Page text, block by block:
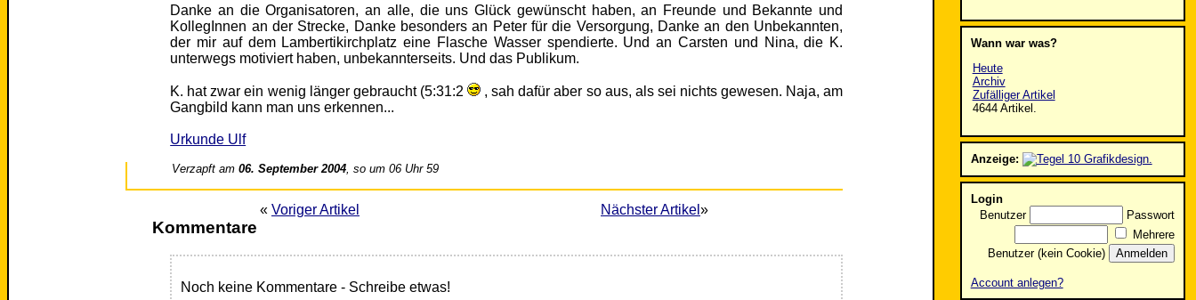
Danke an die Organisatoren, an alle, die uns Glück gewünscht haben, an Freunde und Bekannte und
KollegInnen an der Strecke, Danke besonders an Peter für die Versorgung, Danke an den Unbekannten,
der mir auf dem Lambertikirchplatz eine Flasche Wasser spendierte. Und an Carsten und Nina, die K.
unterwegs motiviert haben, unbekannterseits. Und das Publikum.
K. hat zwar ein wenig länger gebraucht (5:31:2
, sah dafür aber so aus, als sei nichts gewesen. Naja, am
Gangbild kann man uns erkennen...
Urkunde Ulf
Verzapft am06. September 2004, so um 06 Uhr 59
« Voriger Artikel Nächster Artikel »
Kommentare
Noch keine Kommentare - Schreibe etwas!
Wann war was?
Heute
Archiv
Zufälliger Artikel
4644 Artikel.
Anzeige:
Login
Benutzer
Passwort
Mehrere
Benutzer (kein Cookie)
Account anlegen?